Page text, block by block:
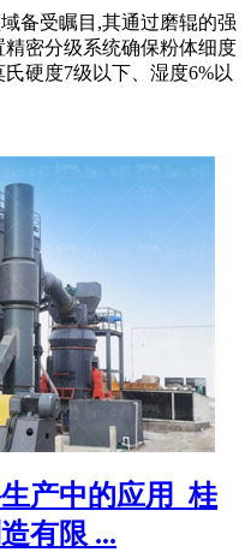
备受瞩目,其通过磨辊的强
密分级系统确保粉体细度
硬度7级以下、湿度6%以
产中的应用_桂
有限 ...